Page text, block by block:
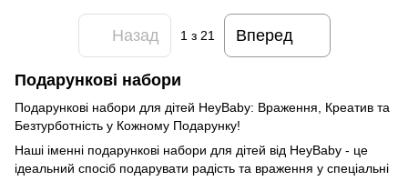
Назад 1з 21 Вперед
Подарункові набори
Подарункові набори для дітей HeyBaby: Враження, Креатив та
Безтурботність у Кожному Подарунку!
Наші іменні подарункові набори для дітей від HeyBaby - це
ідеальний спосіб подарувати радість та враження у спеціальні